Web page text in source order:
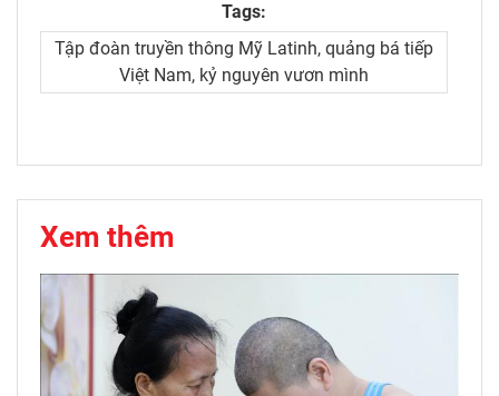
Tags:
Tập đoàn truyền thông Mỹ Latinh, quảng bá tiếp
Việt Nam, kỷ nguyên vươn mình
Xem thêm